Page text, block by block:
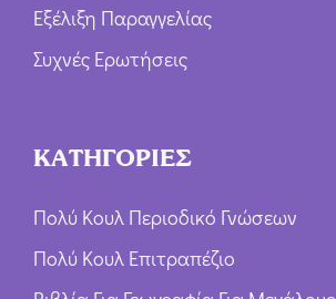
Εξέλιξη Παραγγελίας
Συχνές Ερωτήσεις
ΚΑΤΗΓΟΡΙΕΣ
Πολύ Κουλ Περιοδικό Γνώσεων
Πολύ Κουλ Επιτραπέζιο